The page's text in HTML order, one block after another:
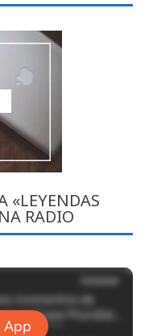
«LEYENDAS
RADIO